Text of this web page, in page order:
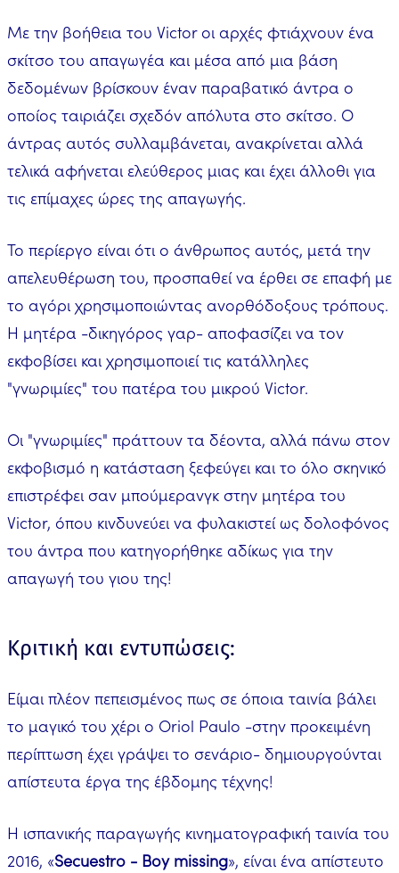
Με την βοήθεια του Victor οι αρχές φτιάχνουν ένα
σκίτσο του απαγωγέα και μέσα από μια βάση
δεδομένων βρίσκουν έναν παραβατικό άντρα ο
οποίος ταιριάζει σχεδόν απόλυτα στο σκίτσο. Ο
άντρας αυτός συλλαμβάνεται, ανακρίνεται αλλά
τελικά αφήνεται ελεύθερος μιας και έχει άλλοθι για
τις επίμαχες ώρες της απαγωγής.
Το περίεργο είναι ότι ο άνθρωπος αυτός, μετά την
απελευθέρωση του, προσπαθεί να έρθει σε επαφή με
το αγόρι χρησιμοποιώντας ανορθόδοξους τρόπους.
Η μητέρα -δικηγόρος γαρ- αποφασίζει να τον
εκφοβίσει και χρησιμοποιεί τις κατάλληλες
"γνωριμίες" του πατέρα του μικρού Victor.
Οι "γνωριμίες" πράττουν τα δέοντα, αλλά πάνω στον
εκφοβισμό η κατάσταση ξεφεύγει και το όλο σκηνικό
επιστρέφει σαν μπούμερανγκ στην μητέρα του
Victor, όπου κινδυνεύει να φυλακιστεί ως δολοφόνος
του άντρα που κατηγορήθηκε αδίκως για την
απαγωγή του γιου της!
Κριτική και εντυπώσεις:
Είμαι πλέον πεπεισμένος πως σε όποια ταινία βάλει
το μαγικό του χέρι ο Oriol Paulo -στην προκειμένη
περίπτωση έχει γράψει το σενάριο- δημιουργούνται
απίστευτα έργα της έβδομης τέχνης!
Η ισπανικής παραγωγής κινηματογραφική ταινία του
2016, «Secuestro - Boy missing», είναι ένα απίστευτο